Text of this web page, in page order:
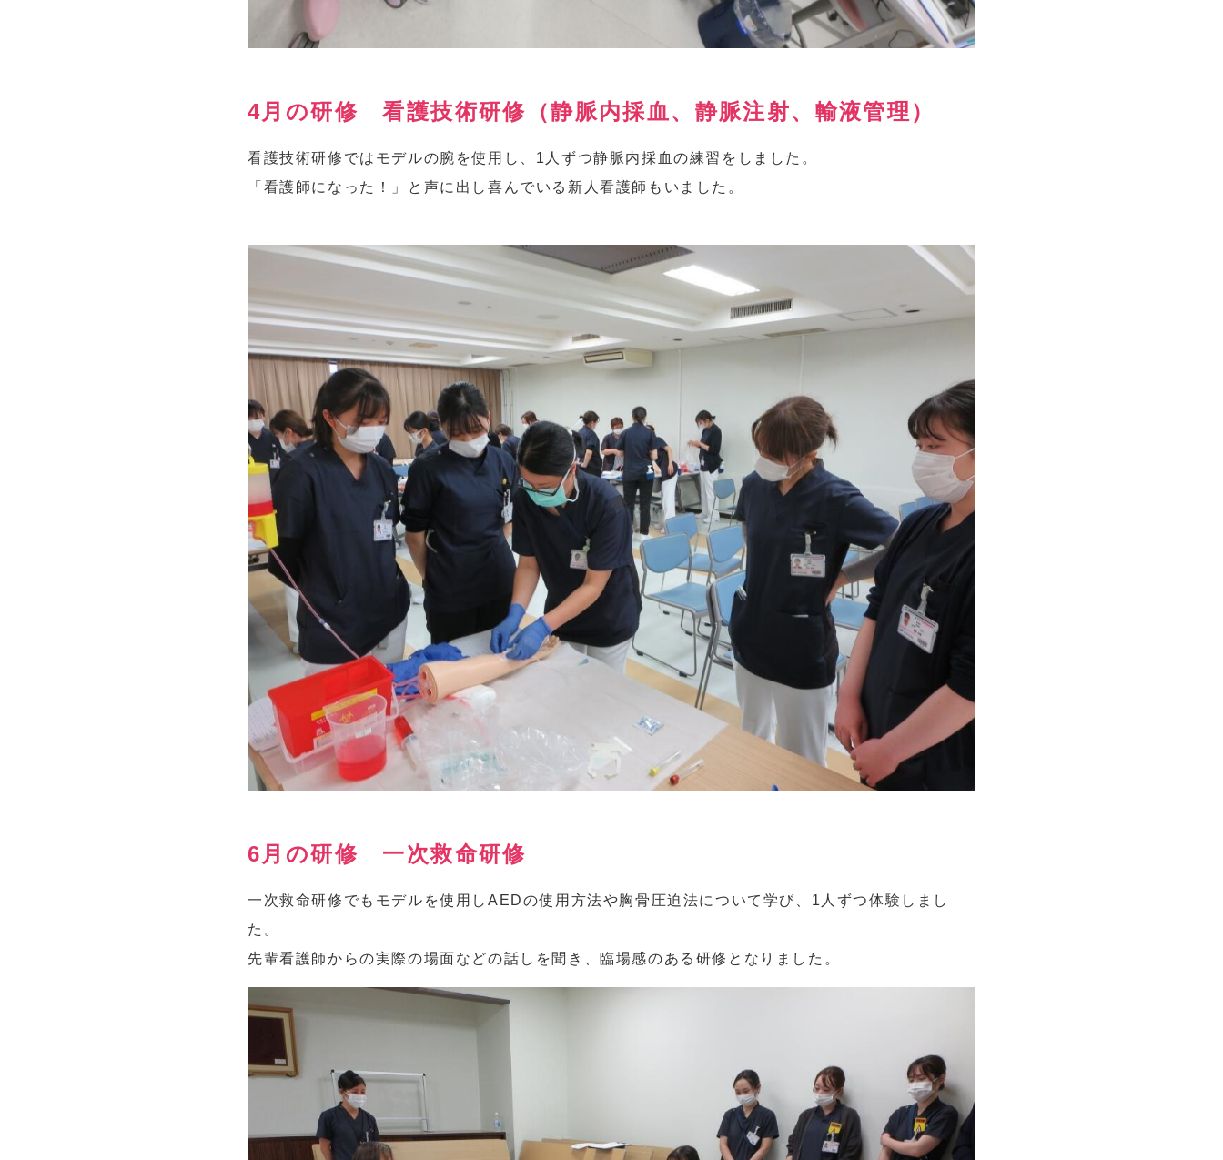
4月の研修 看護技術研修（静脈内採血、静脈注射、輸液管理）
看護技術研修ではモデルの腕を使用し、1人ずつ静脈内採血の練習をしました。
「看護師になった！」と声に出し喜んでいる新人看護師もいました。
6月の研修 一次救命研修
一次救命研修でもモデルを使用しAEDの使用方法や胸骨圧迫法について学び、1人ずつ体験しまし
た。
先輩看護師からの実際の場面などの話しを聞き、臨場感のある研修となりました。